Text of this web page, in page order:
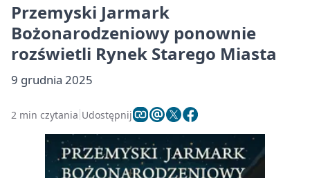
Przemyski Jarmark
Bożonarodzeniowy ponownie
rozświetli Rynek Starego Miasta
9 grudnia 2025
2 min czytania Udostępnij